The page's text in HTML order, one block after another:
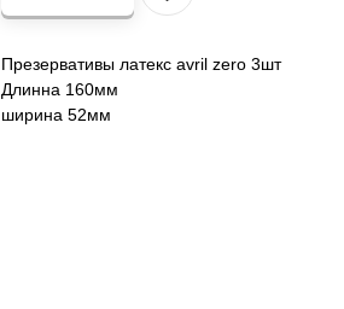
Презервативы латекс avril zero 3шт
Длинна 160мм
ширина 52мм